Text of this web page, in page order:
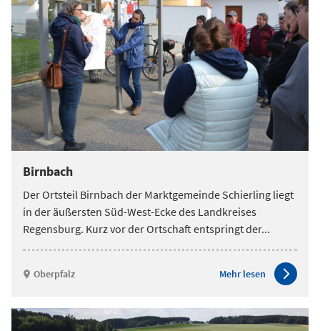
Birnbach
Der Ortsteil Birnbach der Marktgemeinde Schierling liegt
in der äußersten Süd-West-Ecke des Landkreises
Regensburg. Kurz vor der Ortschaft entspringt der...
Oberpfalz Mehr lesen